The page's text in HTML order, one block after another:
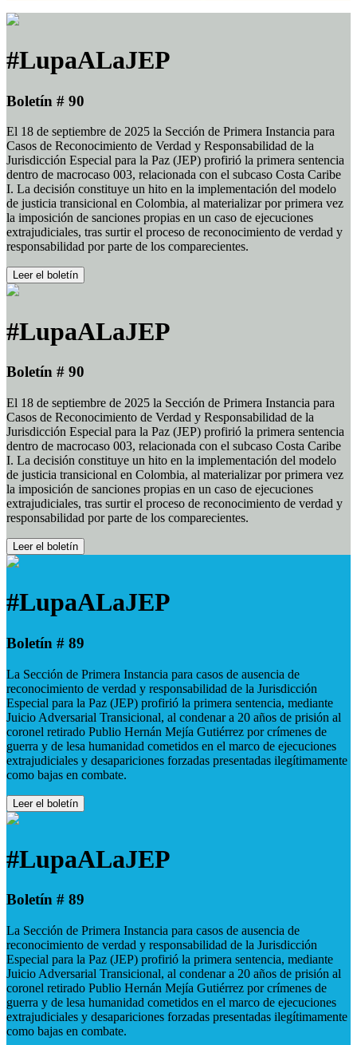
#LupaALaJEP
Boletín # 90
El 18 de septiembre de 2025 la Sección de Primera Instancia para
Casos de Reconocimiento de Verdad y Responsabilidad de la
Jurisdicción Especial para la Paz (JEP) profirió la primera sentencia
dentro de macrocaso 003, relacionada con el subcaso Costa Caribe
I. La decisión constituye un hito en la implementación del modelo
de justicia transicional en Colombia, al materializar por primera vez
la imposición de sanciones propias en un caso de ejecuciones
extrajudiciales, tras surtir el proceso de reconocimiento de verdad y
responsabilidad por parte de los comparecientes.
Leer el boletín
#LupaALaJEP
Boletín # 90
El 18 de septiembre de 2025 la Sección de Primera Instancia para
Casos de Reconocimiento de Verdad y Responsabilidad de la
Jurisdicción Especial para la Paz (JEP) profirió la primera sentencia
dentro de macrocaso 003, relacionada con el subcaso Costa Caribe
I. La decisión constituye un hito en la implementación del modelo
de justicia transicional en Colombia, al materializar por primera vez
la imposición de sanciones propias en un caso de ejecuciones
extrajudiciales, tras surtir el proceso de reconocimiento de verdad y
responsabilidad por parte de los comparecientes.
Leer el boletín
#LupaALaJEP
Boletín # 89
La Sección de Primera Instancia para casos de ausencia de
reconocimiento de verdad y responsabilidad de la Jurisdicción
Especial para la Paz (JEP) profirió la primera sentencia, mediante
Juicio Adversarial Transicional, al condenar a 20 años de prisión al
coronel retirado Publio Hernán Mejía Gutiérrez por crímenes de
guerra y de lesa humanidad cometidos en el marco de ejecuciones
extrajudiciales y desapariciones forzadas presentadas ilegítimamente
como bajas en combate.
Leer el boletín
#LupaALaJEP
Boletín # 89
La Sección de Primera Instancia para casos de ausencia de
reconocimiento de verdad y responsabilidad de la Jurisdicción
Especial para la Paz (JEP) profirió la primera sentencia, mediante
Juicio Adversarial Transicional, al condenar a 20 años de prisión al
coronel retirado Publio Hernán Mejía Gutiérrez por crímenes de
guerra y de lesa humanidad cometidos en el marco de ejecuciones
extrajudiciales y desapariciones forzadas presentadas ilegítimamente
como bajas en combate.